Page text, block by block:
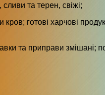
та терен, свіжі;
готові харчові
та приправи змішані;